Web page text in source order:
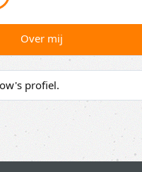
Over mij
profiel.